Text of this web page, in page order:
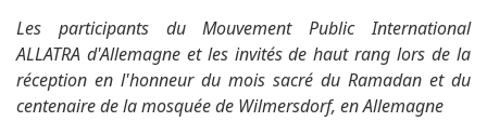
Les participants du Mouvement Public International
ALLATRA d'Allemagne et les invités de haut rang lors de la
réception en l'honneur du mois sacré du Ramadan et du
centenaire de la mosquée de Wilmersdorf, en Allemagne